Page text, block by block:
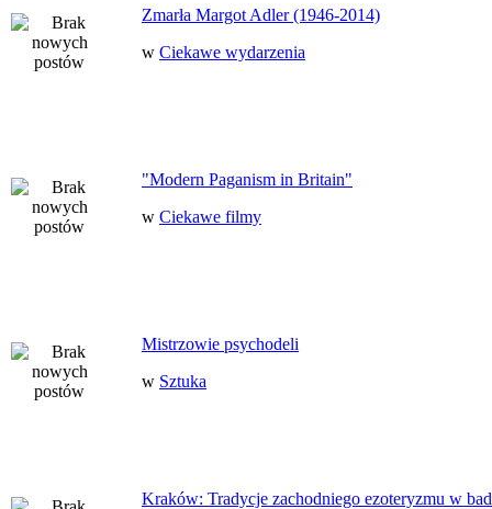
Zmarła Margot Adler (1946-2014)
w Ciekawe wydarzenia
"Modern Paganism in Britain"
w Ciekawe filmy
Mistrzowie psychodeli
w Sztuka
Kraków: Tradycje zachodniego ezoteryzmu w